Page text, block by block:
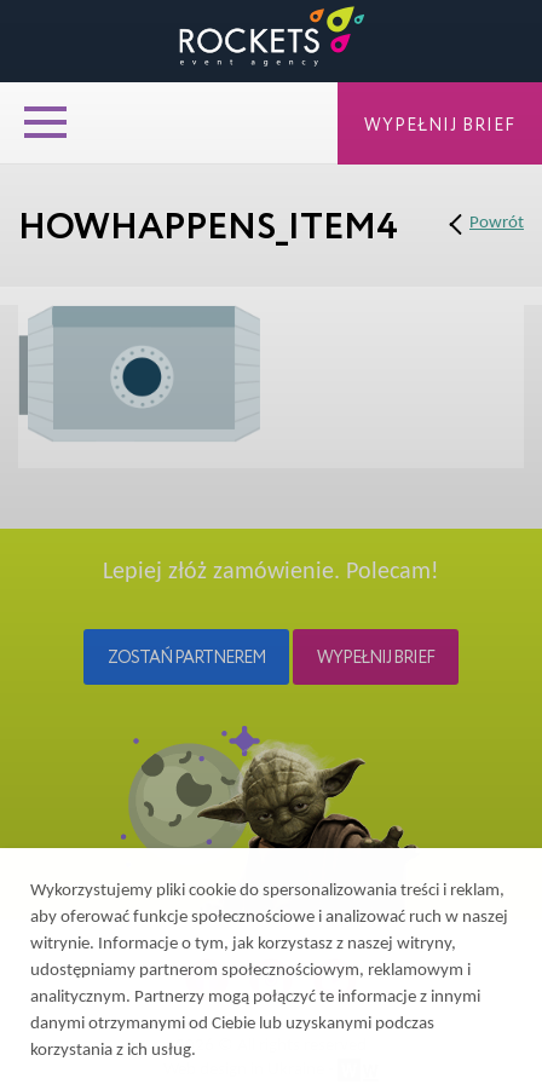
HOWHAPPENS_ITEM4 Powrót
Lepiej złóż zamówienie. Polecam!
ZOSTAŃ PARTNEREM WYPEŁNIJ BRIEF
2026 © All rights reserved
WYPEŁNIJ BRIEF
Wykorzystujemy pliki cookie do spersonalizowania treści i reklam,
aby oferować funkcje społecznościowe i analizować ruch w naszej
witrynie. Informacje o tym, jak korzystasz z naszej witryny,
udostępniamy partnerom społecznościowym, reklamowym i
analitycznym. Partnerzy mogą połączyć te informacje z innymi
danymi otrzymanymi od Ciebie lub uzyskanymi podczas
korzystania z ich usług.